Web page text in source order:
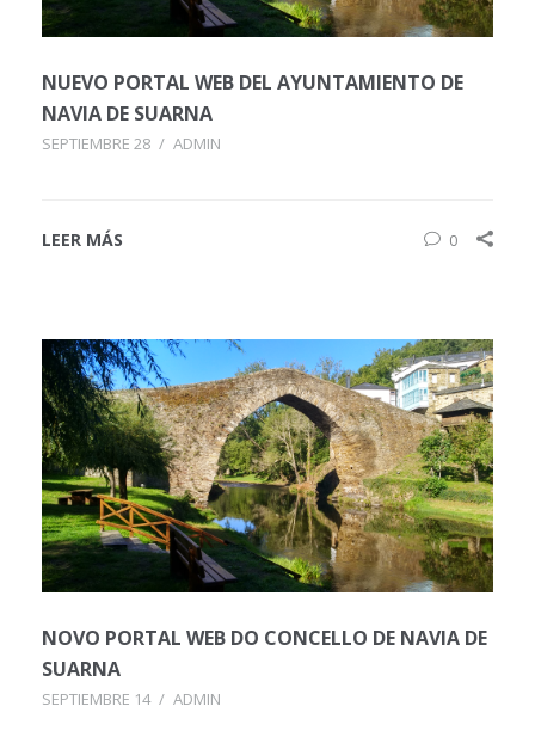
NUEVO PORTAL WEB DEL AYUNTAMIENTO DE
NAVIA DE SUARNA
SEPTIEMBRE 28 / ADMIN
LEER MÁS 0
NOVO PORTAL WEB DO CONCELLO DE NAVIA DE
SUARNA
SEPTIEMBRE 14 / ADMIN